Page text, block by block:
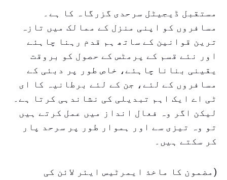
مستقبل ڈیجیٹل سرحدی گزرگاہ کا ہے۔
مسافروں کو اپنی منزل کے ممالک میں تازہ
ترین قوانین کے ساتھ ہم قدم رہنا چاہئے
اور نئے قسم کے پرمٹس کے حصول کو بروقت
یقینی بنانا چاہئے، خاص طور پر دبئی کے
مسافروں کے لئے، جن کے لئے برطانیہ کا ای
ٹی اے ایک اہم تبدیلی کی نشاندہی کرتا ہے۔
لیکن اگر وہ فعال انداز میں عمل کرتے ہیں
تو وہ تیزی سے اور ہموار طور پر سرحد پار
کر سکتے ہیں۔
(مضمون کا ماخذ ایمرٹیس ایئر لائن کی